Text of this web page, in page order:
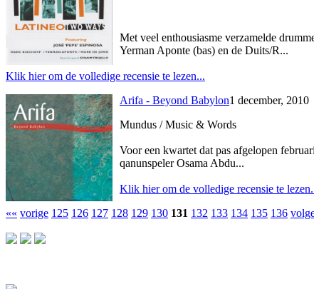
Met veel enthousiasme verzamelde
Yerman Aponte (bas) en de Duits/R...
Klik hier om de volledige recensie te lezen...
Arifa - Beyond Babylon1 december, 2010
Mundus / Music & Words
Voor een kwartet dat pas afgelopen
qanunspeler Osama Abdu...
Klik hier om de volledige recensie te
«« vorige 125 126 127 128 129 130 131 132 133 134 135 136